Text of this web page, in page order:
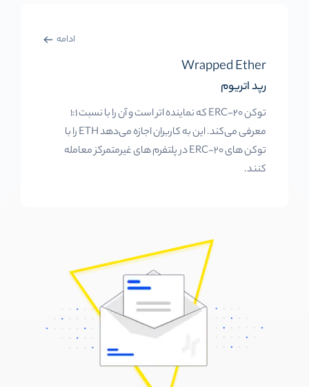
ادامه
Wrapped Ether
رپد اتریوم
توکن ERC-20 که نماینده اتر است و آن را با نسبت 1:1
معرفی می‌کند. این به کاربران اجازه می‌دهد ETH را با
توکن های ERC-20 در پلتفرم های غیرمتمرکز معامله
کنند.